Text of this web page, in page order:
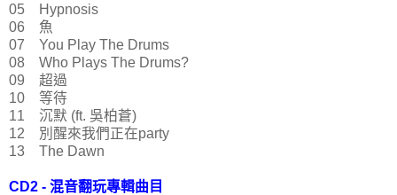
05 Hypnosis
06 魚
07 You Play The Drums
08 Who Plays The Drums?
09 超過
10 等待
11 沉默 (ft. 吳柏蒼)
12 別醒來我們正在party
13 The Dawn
CD2 - 混音翻玩專輯曲目